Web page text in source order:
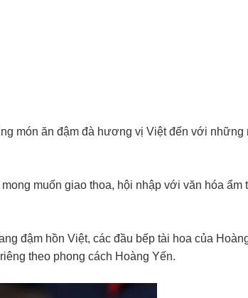
món ăn đậm đà hương vị Việt đến với
muốn giao thoa, hội nhập với văn hóa ẩm
đậm hồn Việt, các đầu bếp tài hoa của
theo phong cách Hoàng Yến.